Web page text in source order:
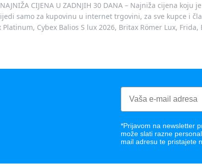
CIJENA U ZADNJIH 30 DANA – Najniža cijena
samo za kupovinu u internet trgovini, za sve kupce i
Cybex Balios S lux 2026, Britax Römer Lux, Frida,
*Prijavom na newsletter
može slati razne
mail adresu te pristajete